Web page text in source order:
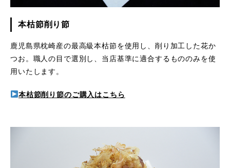
本枯節削り節
鹿児島県枕崎産の最高級本枯節を使用し、削り加工した花か
つお。職人の目で選別し、当店基準に適合するもののみを使
用いたします。
本枯節削り節のご購入はこちら